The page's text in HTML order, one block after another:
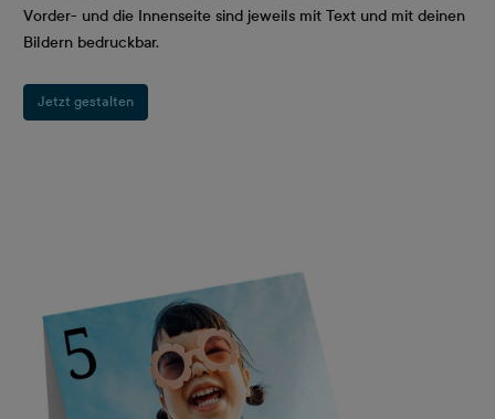
Vorder- und die Innenseite sind jeweils mit Text und mit deinen
Bildern bedruckbar.
Jetzt gestalten